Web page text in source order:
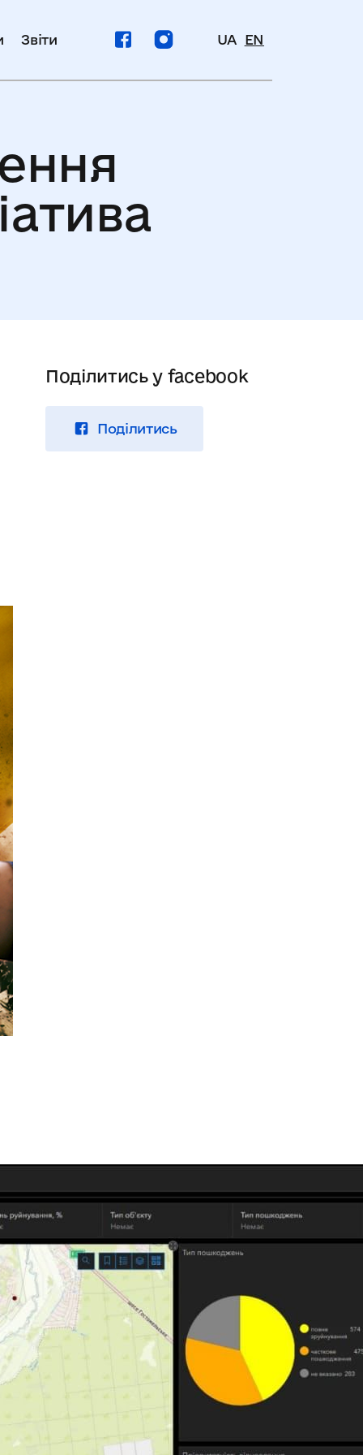
Звіти UA EN
Поділитись у facebook
Поділитись